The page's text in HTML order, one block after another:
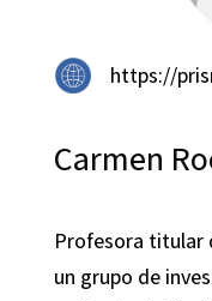
https://
Carmen
Profesora titular
un grupo de